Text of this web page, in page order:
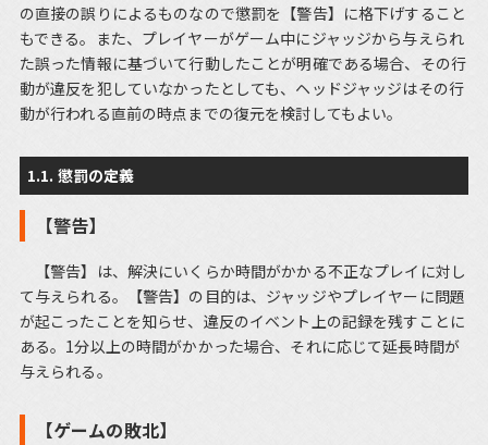
の直接の誤りによるものなので懲罰を【警告】に格下げすること
もできる。また、プレイヤーがゲーム中にジャッジから与えられ
た誤った情報に基づいて行動したことが明確である場合、その行
動が違反を犯していなかったとしても、ヘッドジャッジはその行
動が行われる直前の時点までの復元を検討してもよい。
1.1. 懲罰の定義
【警告】
【警告】は、解決にいくらか時間がかかる不正なプレイに対し
て与えられる。【警告】の目的は、ジャッジやプレイヤーに問題
が起こったことを知らせ、違反のイベント上の記録を残すことに
ある。1分以上の時間がかかった場合、それに応じて延長時間が
与えられる。
【ゲームの敗北】